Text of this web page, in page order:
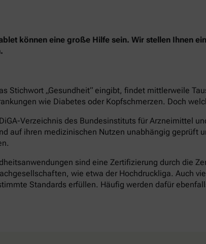
können eine große Hilfe sein. Wir stellen Ihnen
Stichwort „Gesundheit“ eingibt, findet mittlerweile
wie Diabetes oder Kopfschmerzen. Doch
Verzeichnis des Bundesinstituts für Arzneimittel
auf ihren medizinischen Nutzen unabhängig geprüft
sind eine Zertifizierung durch die
wie etwa der Hochdruckliga. Auch
Standards erfüllen. Häufig werden dafür